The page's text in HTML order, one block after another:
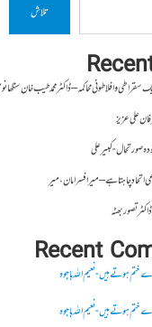
تلاش
و افلاطونی محاکمہ – ڈاکٹر محمد طیب خان
علی عزیز
صورتحال- کبیر علی
اتحاد چاہتا ہے – میر افسر امان،میر
تصور بھٹہ
Recent
ختم ہوتے ہیں- نعیم اللہ باجوہ
ختم ہوتے ہیں- نعیم اللہ باجوہ